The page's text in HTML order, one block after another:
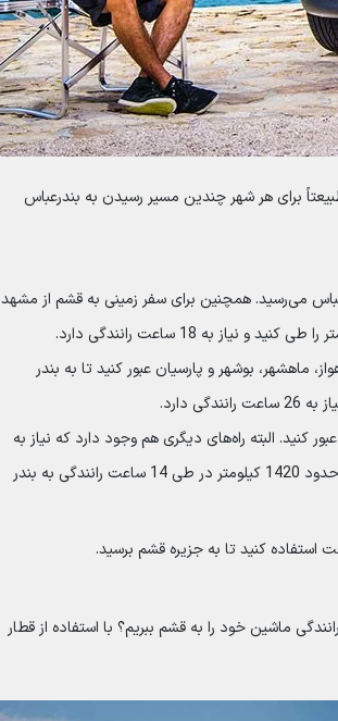
برای هر شهر چندین مسیر رسیدن به بندرعباس
می‌رسید. همچنین برای سفر زمینی به قشم از مشهد
ماهشهر، بوشهر و پارسیان عبور کنید تا به بندر
کنید. البته راه‌های دیگری هم وجود دارد که نیاز به
طی کردن مسافت کمتری دارد. در این مسیر از سفر زمینی به قشم، پس از طی کردن حدود 1420 کیلومتر در طی 14 ساعت رانندگی به بندر
استفاده کنید تا به جزیره قشم برسید.
ماشین خود را به قشم ببریم؟ با استفاده از قطار